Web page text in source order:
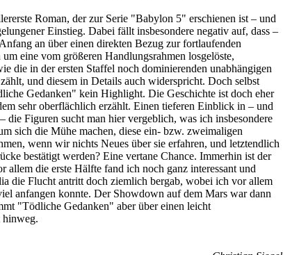
Roman, der zur Serie "Babylon 5" erschienen ist – und
Einstieg. Dabei fällt insbesondere negativ auf, dass –
an über einen direkten Bezug zur fortlaufenden
eine vom größeren Handlungsrahmen losgelöste,
die in der ersten Staffel noch dominierenden unabhängigen
und diesem in Details auch widerspricht. Doch selbst
Gedanken" kein Highlight. Die Geschichte ist doch eher
sehr oberflächlich erzählt. Einen tieferen Einblick in – und
die Figuren sucht man hier vergeblich, was ich insbesondere
sich die Mühe machen, diese ein- bzw. zweimaligen
wenn wir nichts Neues über sie erfahren, und letztendlich
bestätigt werden? Eine vertane Chance. Immerhin ist der
die erste Hälfte fand ich noch ganz interessant und
die Flucht antritt doch ziemlich bergab, wobei ich vor allem
anfangen konnte. Der Showdown auf dem Mars war dann
"Tödliche Gedanken" aber über einen leicht
hinweg.